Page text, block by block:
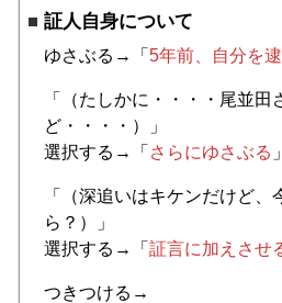
証人自身について
ゆさぶる→「5年前、自分を
「（たしかに・・・・尾並
ど・・・・）」
選択する→「 さらにゆさぶる 」
「（深追いはキケンだけど
ら？）」
選択する→「証言に加えさせ
つきつける→